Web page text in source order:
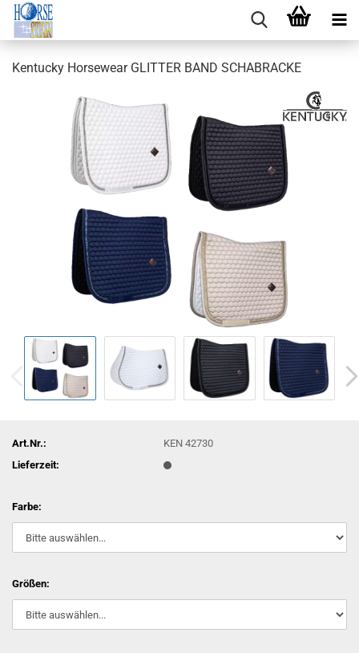
Kentucky Horsewear GLITTER BAND SCHABRACKE
Art.Nr.:
KEN 42730
Lieferzeit:
Farbe:
Größen: